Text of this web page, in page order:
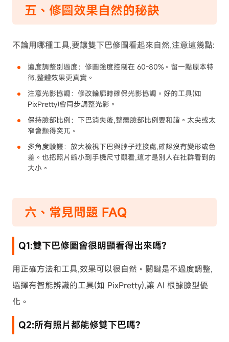
五、修圖效果自然的秘訣
不論用哪種工具,要讓雙下巴修圖看起來自然,注意這幾點:
適度調整別過度：修圖強度控制在 60-80%。留一點原本特
徵,整體效果更真實。
注意光影協調：修改輪廓時確保光影協調。好的工具(如
PixPretty)會同步調整光影。
保持臉部比例：下巴消失後,整體臉部比例要和諧。太尖或太
窄會顯得突兀。
多角度驗證：放大檢視下巴與脖子連接處,確認沒有變形或色
差。也把照片縮小到手機尺寸觀看,這才是別人在社群看到的
大小。
六、常見問題 FAQ
Q1:雙下巴修圖會很明顯看得出來嗎?
用正確方法和工具,效果可以很自然。關鍵是不過度調整,
選擇有智能辨識的工具(如 PixPretty),讓 AI 根據臉型優
化。
Q2:所有照片都能修雙下巴嗎?